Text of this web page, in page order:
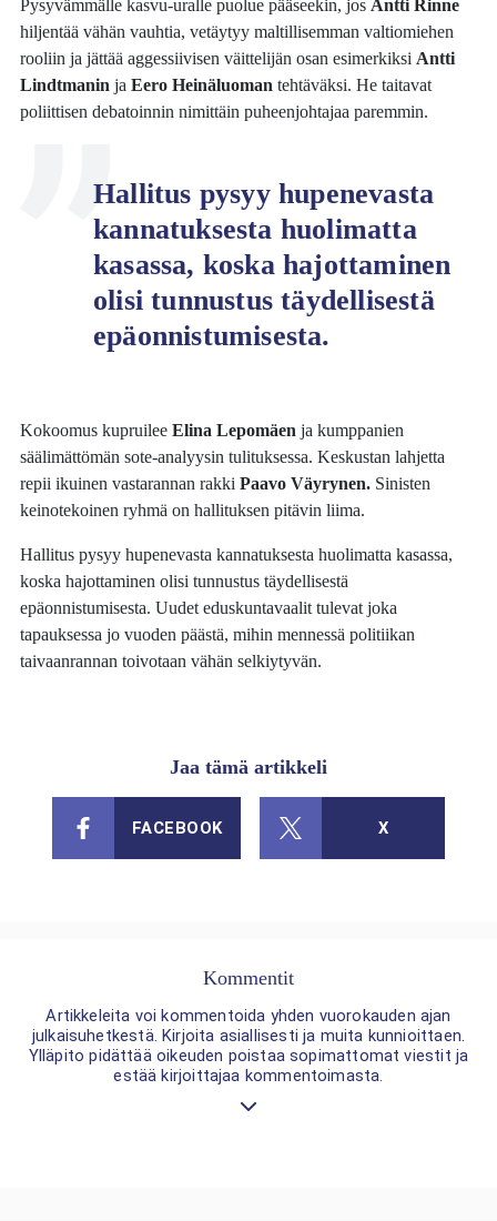
Pysyvämmälle kasvu-uralle puolue pääseekin, josAntti Rinne
hiljentää vähän vauhtia, vetäytyy maltillisemman valtiomiehen
rooliin ja jättää aggessiivisen väittelijän osan esimerkiksiAntti
Lindtmanin jaEero Heinäluoman tehtäväksi. He taitavat
poliittisen debatoinnin nimittäin puheenjohtajaa paremmin.
Hallitus pysyy hupenevasta
kannatuksesta huolimatta
kasassa, koska hajottaminen
olisi tunnustus täydellisestä
epäonnistumisesta.
Kokoomus kupruileeElina Lepomäen ja kumppanien
säälimättömän sote-analyysin tulituksessa. Keskustan lahjetta
repii ikuinen vastarannan rakkiPaavo Väyrynen. Sinisten
keinotekoinen ryhmä on hallituksen pitävin liima.
Hallitus pysyy hupenevasta kannatuksesta huolimatta kasassa,
koska hajottaminen olisi tunnustus täydellisestä
epäonnistumisesta. Uudet eduskuntavaalit tulevat joka
tapauksessa jo vuoden päästä, mihin mennessä politiikan
taivaanrannan toivotaan vähän selkiytyvän.
Jaa tämä artikkeli
FACEBOOK X
Kommentit
Artikkeleita voi kommentoida yhden vuorokauden ajan
julkaisuhetkestä. Kirjoita asiallisesti ja muita kunnioittaen.
Ylläpito pidättää oikeuden poistaa sopimattomat viestit ja
estää kirjoittajaa kommentoimasta.